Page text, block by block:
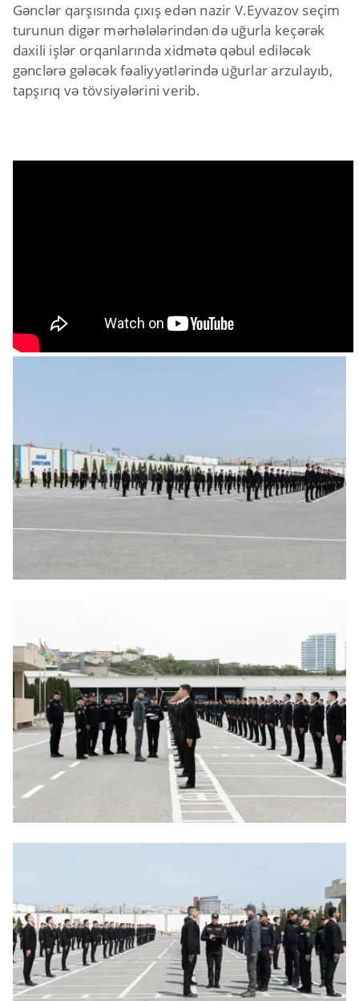
Gənclər qarşısında çıxış edən nazir V.Eyvazov seçim
turunun digər mərhələlərindən də uğurla keçərək
daxili işlər orqanlarında xidmətə qəbul ediləcək
gənclərə gələcək fəaliyyətlərində uğurlar arzulayıb,
tapşırıq və tövsiyələrini verib.